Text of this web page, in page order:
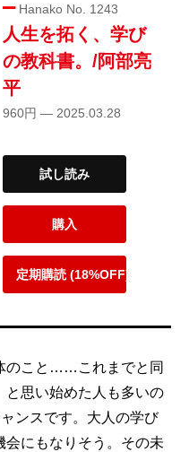
Hanako No. 1243
人生を拓く、学び
の教科書。/阿部亮
平
960円 — 2025.03.28
試し読み
購入
定期購読 (18%OFF)
のこと……これまでと同
思い始めた人も多いの
ンスです。大人の学び
会にもなりそう。その未